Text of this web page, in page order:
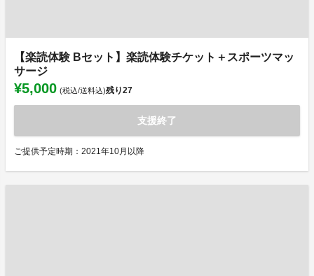
【楽読体験 Bセット】楽読体験チケット＋スポーツマッ
サージ
¥5,000 (税込/送料込)残り27
支援終了
ご提供予定時期：2021年10月以降